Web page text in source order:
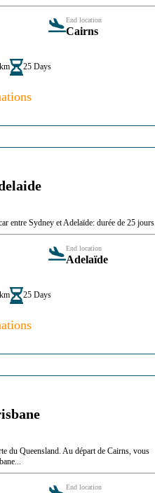
End location
Cairns
25 Days
entre Sydney et Adelaïde: durée de 25 jours..
End location
Adelaïde
25 Days
du Queensland. Au départ de Cairns, vous
End location